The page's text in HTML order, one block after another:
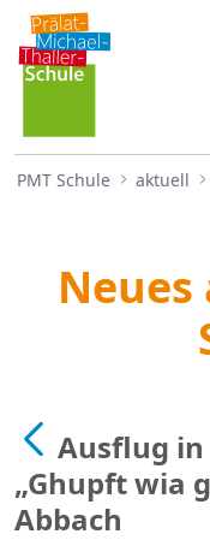
Skip to Main Content
Ausflug in
PMT Schule aktuell
Neues
Ausflug
„Ghupft wia
Abbach